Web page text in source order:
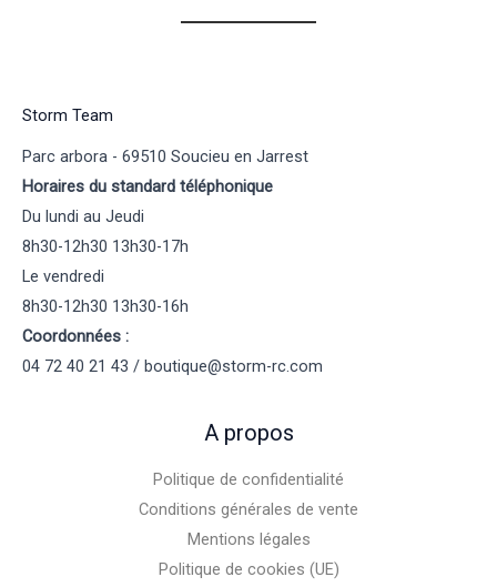
Storm Team
Parc arbora - 69510 Soucieu en Jarrest
Horaires du standard téléphonique
Du lundi au Jeudi
8h30-12h30 13h30-17h
Le vendredi
8h30-12h30 13h30-16h
Coordonnées :
04 72 40 21 43 / boutique@storm-rc.com
A propos
Politique de confidentialité
Conditions générales de vente
Mentions légales
Politique de cookies (UE)